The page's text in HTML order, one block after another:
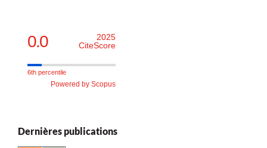
0.0
2025
CiteScore
6th percentile
Powered by Scopus
Dernières publications